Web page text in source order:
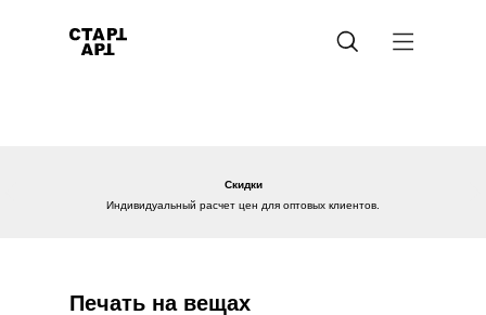
Скидки
Индивидуальный расчет цен для оптовых клиентов.
Печать на вещах